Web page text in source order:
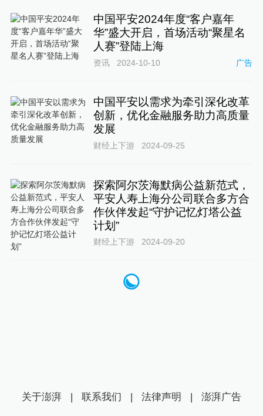
中国平安2024年度“客户嘉年
华”盛大开启，首场活动“聚星名
人赛”登陆上海
资讯 2024-10-10 广告
中国平安以需求为牵引深化改革
创新，优化金融服务助力高质量
发展
财经上下游 2024-09-25
探索阿尔茨海默病公益新范式，
平安人寿上海分公司联合多方合
作伙伴发起“守护记忆灯塔公益
计划”
财经上下游 2024-09-20
关于澎湃 | 联系我们 | 法律声明 | 澎湃广告